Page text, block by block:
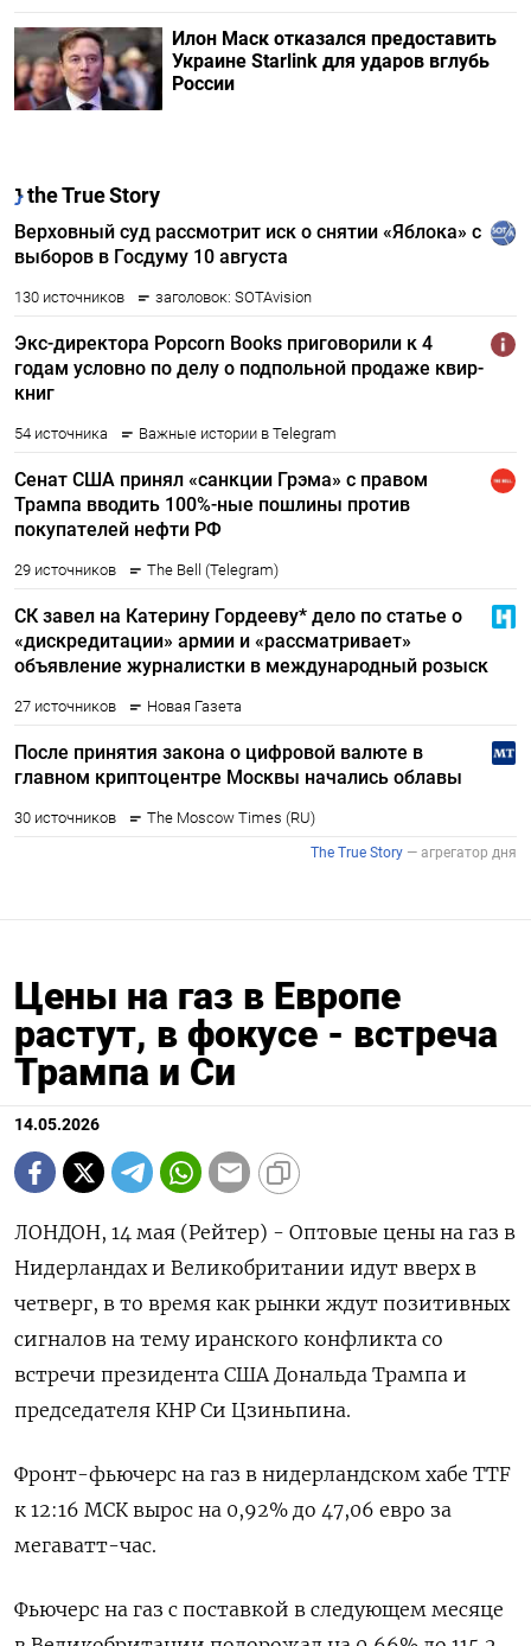
Илон Маск отказался предоставить
Украине Starlink для ударов вглубь
России
Цены на газ в Европе
растут, в фокусе - встреча
Трампа и Си
14.05.2026
ЛОНДОН, 14 мая (Рейтер) - Оптовые цены на газ в
Нидерландах и Великобритании идут вверх в
четверг, в то время как рынки ждут позитивных
сигналов на тему иранского конфликта со
встречи президента США Дональда Трампа и
председателя КНР ‌Си Цзиньпина.
Фронт-фьючерс на газ в нидерландском хабе TTF
к 12:16 МСК вырос на 0,92% до 47,06 евро за
мегаватт-час.
Фьючерс на газ с поставкой в следующем месяце